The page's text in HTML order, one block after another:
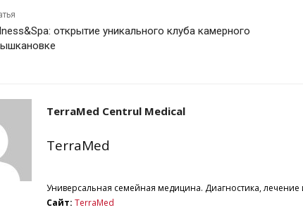
открытие уникального клуба камерного
TerraMed Centrul Medical
TerraMed
Универсальная семейная медицина. Диагностика,
Сайт: TerraMed